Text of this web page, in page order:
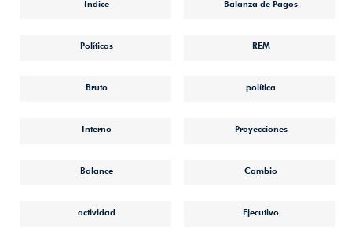
Índice Balanza de Pagos
Políticas REM
Bruto política
Interno Proyecciones
Balance Cambio
actividad Ejecutivo